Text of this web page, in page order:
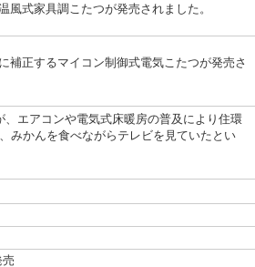
式家具調こたつが発売されました。
補正するマイコン制御式電気こたつが発売さ
エアコンや電気式床暖房の普及により住環
みかんを食べながらテレビを見ていたとい